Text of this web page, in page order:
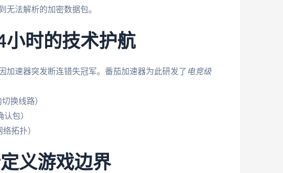
无法解析的加密数据包。
时的技术护航
加速器突发断连错失冠军。番茄加速器为此研发了 电竞级
换线路）
包）
拓扑）
义游戏边界